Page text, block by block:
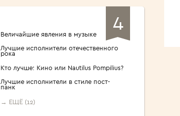
4
Величайшие явления в музыке
Лучшие исполнители отечественного
рока
Кто лучше: Кино или Nautilus Pompilius?
Лучшие исполнители в стиле пост-
панк
→ ЕЩЁ (12)